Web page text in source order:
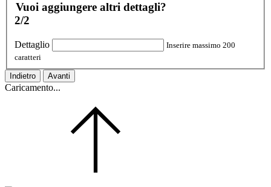
Vuoi aggiungere altri dettagli?
2/2
Dettaglio
Inserire massimo 200
caratteri
Indietro Avanti
Caricamento...